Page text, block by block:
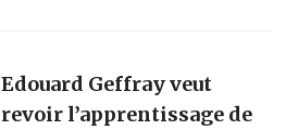
Edouard Geffray veut
revoir l’apprentissage de